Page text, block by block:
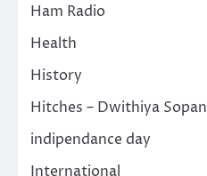
Ham Radio
Health
History
Hitches – Dwithiya Sopan
indipendance day
International